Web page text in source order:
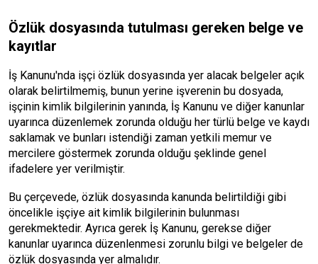
Özlük dosyasında tutulması gereken belge ve
kayıtlar
İş Kanunu'nda işçi özlük dosyasında yer alacak belgeler açık
olarak belirtilmemiş, bunun yerine işverenin bu dosyada,
işçinin kimlik bilgilerinin yanında, İş Kanunu ve diğer kanunlar
uyarınca düzenlemek zorunda olduğu her türlü belge ve kaydı
saklamak ve bunları istendiği zaman yetkili memur ve
mercilere göstermek zorunda olduğu şeklinde genel
ifadelere yer verilmiştir.
Bu çerçevede, özlük dosyasında kanunda belirtildiği gibi
öncelikle işçiye ait kimlik bilgilerinin bulunması
gerekmektedir. Ayrıca gerek İş Kanunu, gerekse diğer
kanunlar uyarınca düzenlenmesi zorunlu bilgi ve belgeler de
özlük dosyasında yer almalıdır.